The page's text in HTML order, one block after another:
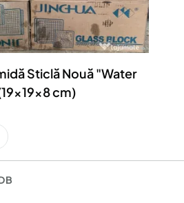
profesionale
Sticlă Nouă "Water
cm)